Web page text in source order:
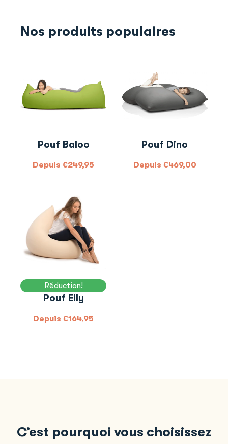
Nos produits populaires
Pouf Baloo
Depuis €249,95
Pouf Dino
Depuis €469,00
Réduction!
Pouf Elly
Depuis €164,95
C’est pourquoi vous choisissez